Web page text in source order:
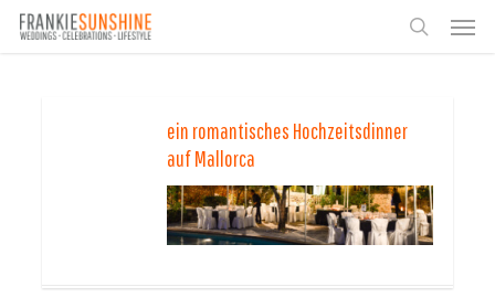
Skip
ein romantisches Hochzeitsdinner
auf Mallorca